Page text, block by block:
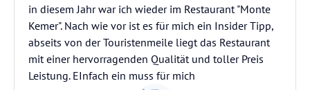
in diesem Jahr war ich wieder im Restaurant "Monte
Kemer". Nach wie vor ist es für mich ein Insider Tipp,
abseits von der Touristenmeile liegt das Restaurant
mit einer hervorragenden Qualität und toller Preis
Leistung. EInfach ein muss für mich